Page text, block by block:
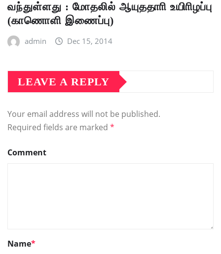
வந்துள்ளது : மோதலில் ஆயுததாாி உயிாிழப்பு
(காணொளி இணைப்பு)
admin Dec 15, 2014
LEAVE A REPLY
Your email address will not be published.
Required fields are marked *
Comment
Name*